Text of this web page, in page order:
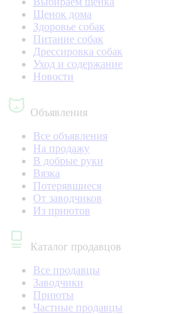
Щенок дома
Здоровье собак
Питание собак
Дрессировка собак
Уход и содержание
Новости
Объявления
Все объявления
На продажу
В добрые руки
Вязка
Потерявшиеся
От заводчиков
Из приютов
Каталог продавцов
Все продавцы
Заводчики
Приюты
Частные продавцы